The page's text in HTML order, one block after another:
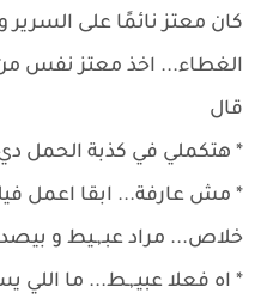
كان معتز نائمًا على السرير
الغطاء... اخذ معتز نفس من
قال
* هتكملي في كذبة الحمل دي
* مش عارفة... ابقا اعمل
خلاص... مراد عبـ,ـيط و
* اه فعلا عبيـ,ـط... ما